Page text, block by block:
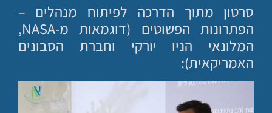
סרטון מתוך הדרכה לפיתוח מנהלים –
הפתרונות הפשוטים (דוגמאות מ-NASA,
המלונאי הניו יורקי וחברת הסבונים
האמריקאית):